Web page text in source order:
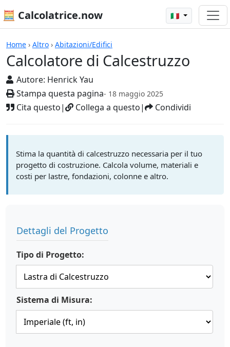
🧮 Calcolatrice.now 🇮🇹
Home › Altro › Abitazioni/Edifici
Calcolatore di Calcestruzzo
Autore: Henrick Yau
Stampa questa pagina- 18 maggio 2025
Cita questo| Collega a questo| Condividi
Calcolatrici
Stima la quantità di calcestruzzo necessaria per il tuo
progetto di costruzione. Calcola volume, materiali e
costi per lastre, fondazioni, colonne e altro.
Dettagli del Progetto
Tipo di Progetto:
Sistema di Misura: